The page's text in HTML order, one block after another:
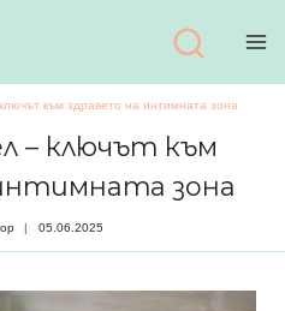
към здравето на интимната зона
– ключът към
зона
05.06.2025